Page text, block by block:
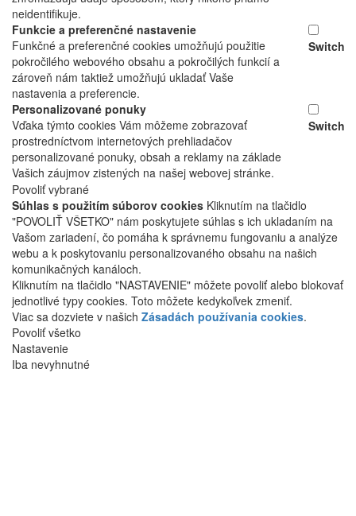
neidentifikuje.
Funkcie a preferenčné nastavenie
Funkčné a preferenčné cookies umožňujú použitie
pokročilého webového obsahu a pokročilých funkcií a
zároveň nám taktiež umožňujú ukladať Vaše
nastavenia a preferencie.
Switch
Personalizované ponuky
Vďaka týmto cookies Vám môžeme zobrazovať
prostredníctvom internetových prehliadačov
personalizované ponuky, obsah a reklamy na základe
Vašich záujmov zistených na našej webovej stránke.
Switch
Povoliť vybrané
Súhlas s použitím súborov cookies Kliknutím na tlačidlo
"POVOLIŤ VŠETKO" nám poskytujete súhlas s ich ukladaním na
Vašom zariadení, čo pomáha k správnemu fungovaniu a analýze
webu a k poskytovaniu personalizovaného obsahu na našich
komunikačných kanáloch.
Kliknutím na tlačidlo "NASTAVENIE" môžete povoliť alebo blokovať
jednotlivé typy cookies. Toto môžete kedykoľvek zmeniť.
Viac sa dozviete v našich Zásadách používania cookies.
Povoliť všetko
Nastavenie
Iba nevyhnutné